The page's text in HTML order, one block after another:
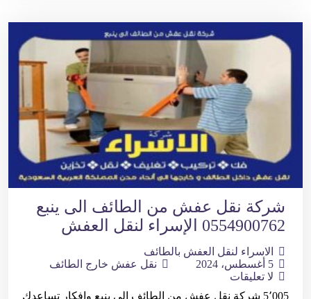
شركة نقل عفش من الطائف الى ينبع
0554900762 الإسراء لنقل العفش
الاسراء لنقل العفش بالطائف
5 أغسطس، 2024
نقل عفش خارج الطائف
لا تعليقات
5٬005 شركة نقل عفش من الطائف الى ينبع وافكار تساعدك